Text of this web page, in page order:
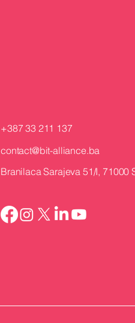
+387 33 211 137
contact@bit-alliance.ba
Branilaca Sarajeva 51/I,